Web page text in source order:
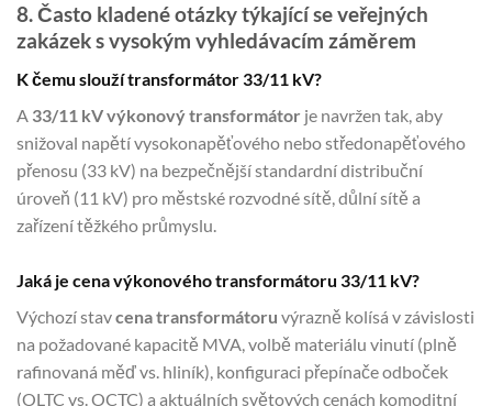
8. Často kladené otázky týkající se veřejných
zakázek s vysokým vyhledávacím záměrem
K čemu slouží transformátor 33/11 kV?
A 33/11 kV výkonový transformátor je navržen tak, aby
snižoval napětí vysokonapěťového nebo středonapěťového
přenosu (33 kV) na bezpečnější standardní distribuční
úroveň (11 kV) pro městské rozvodné sítě, důlní sítě a
zařízení těžkého průmyslu.
Jaká je cena výkonového transformátoru 33/11 kV?
Výchozí stavcena transformátoru výrazně kolísá v závislosti
na požadované kapacitě MVA, volbě materiálu vinutí (plně
rafinovaná měď vs. hliník), konfiguraci přepínače odboček
(OLTC vs. OCTC) a aktuálních světových cenách komoditní